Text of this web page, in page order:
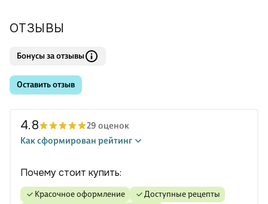
ОТЗЫВЫ
Бонусы за отзывы
Оставить отзыв
4.8
29 оценок
Как сформирован рейтинг
Почему стоит купить:
красочное оформление
доступные рецепты